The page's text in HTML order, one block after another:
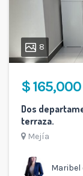
8
$ 165,000
Dos
terraza.
Mejía
Maribel